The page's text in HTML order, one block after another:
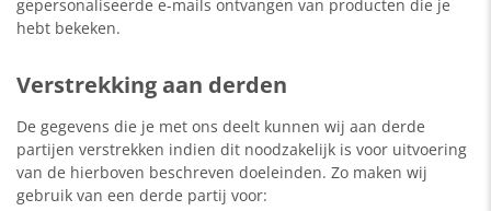
gepersonaliseerde e-mails ontvangen van producten die je
hebt bekeken.
Verstrekking aan derden
De gegevens die je met ons deelt kunnen wij aan derde
partijen verstrekken indien dit noodzakelijk is voor uitvoering
van de hierboven beschreven doeleinden. Zo maken wij
gebruik van een derde partij voor: